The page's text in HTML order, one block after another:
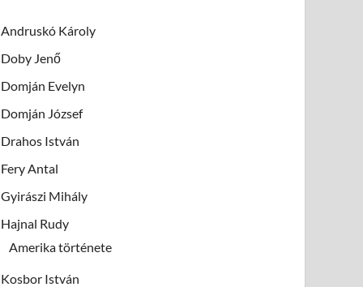
Andruskó Károly
Doby Jenő
Domján Evelyn
Domján József
Drahos István
Fery Antal
Gyirászi Mihály
Hajnal Rudy
Amerika története
Kosbor István